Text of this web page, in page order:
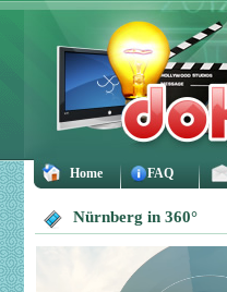
Home FAQ
Nürnberg in 360°